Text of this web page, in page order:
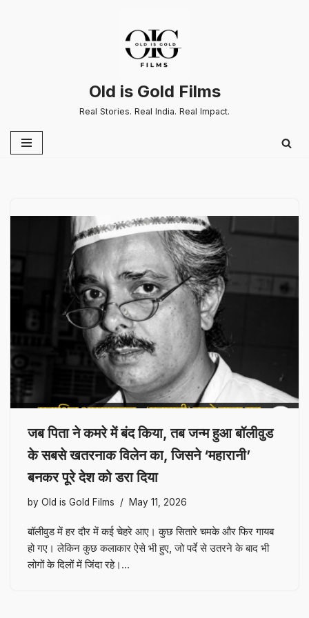
Old is Gold Films
Real Stories. Real India. Real Impact.
जब पिता ने कमरे में बंद किया, तब जन्म हुआ बॉलीवुड
के सबसे खतरनाक विलेन का, जिसने ‘महारानी’
बनकर पूरे देश को डरा दिया
by Old is Gold Films May 11, 2026
बॉलीवुड में हर दौर में कई चेहरे आए। कुछ सितारे चमके और फिर गायब
हो गए। लेकिन कुछ कलाकार ऐसे भी हुए, जो पर्दे से उतरने के बाद भी
लोगों के दिलों में जिंदा रहे।…